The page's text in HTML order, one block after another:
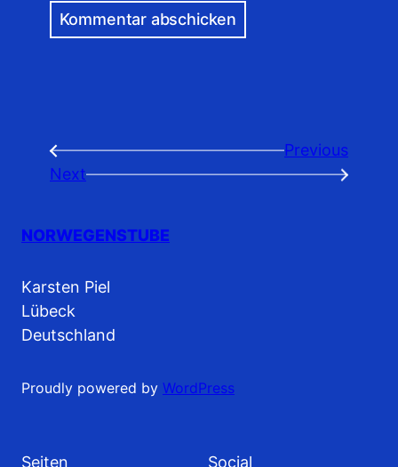
←
Previous
Next
→
NORWEGENSTUBE
Karsten Piel
Lübeck
Deutschland
Proudly powered by WordPress
Seiten Social